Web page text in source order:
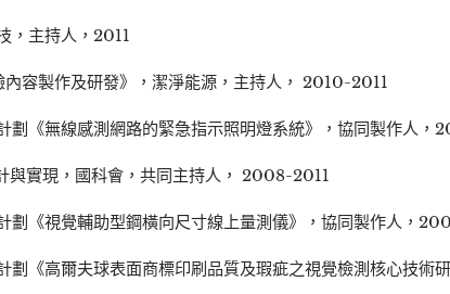
，主持人，2011
容製作及研發》，潔淨能源，主持人， 2010-2011
劃《無線感測網路的緊急指示照明燈系統》，協同製作人，
與實現，國科會，共同主持人， 2008-2011
劃《視覺輔助型鋼橫向尺寸線上量測儀》，協同製作人，
劃《高爾夫球表面商標印刷品質及瑕疵之視覺檢測核心技